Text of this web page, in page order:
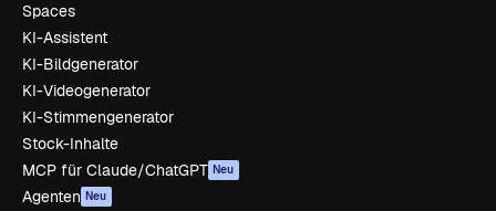
Spaces
KI-Assistent
KI-Bildgenerator
KI-Videogenerator
KI-Stimmengenerator
Stock-Inhalte
MCP für Claude/ChatGPT Neu
Agenten Neu